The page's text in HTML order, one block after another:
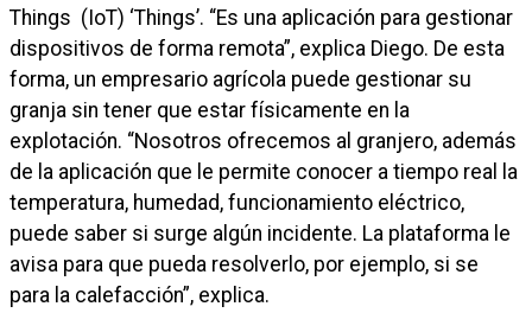
Things (IoT) ‘Things’. “Es una aplicación para gestionar
dispositivos de forma remota”, explica Diego. De esta
forma, un empresario agrícola puede gestionar su
granja sin tener que estar físicamente en la
explotación. “Nosotros ofrecemos al granjero, además
de la aplicación que le permite conocer a tiempo real la
temperatura, humedad, funcionamiento eléctrico,
puede saber si surge algún incidente. La plataforma le
avisa para que pueda resolverlo, por ejemplo, si se
para la calefacción”, explica.